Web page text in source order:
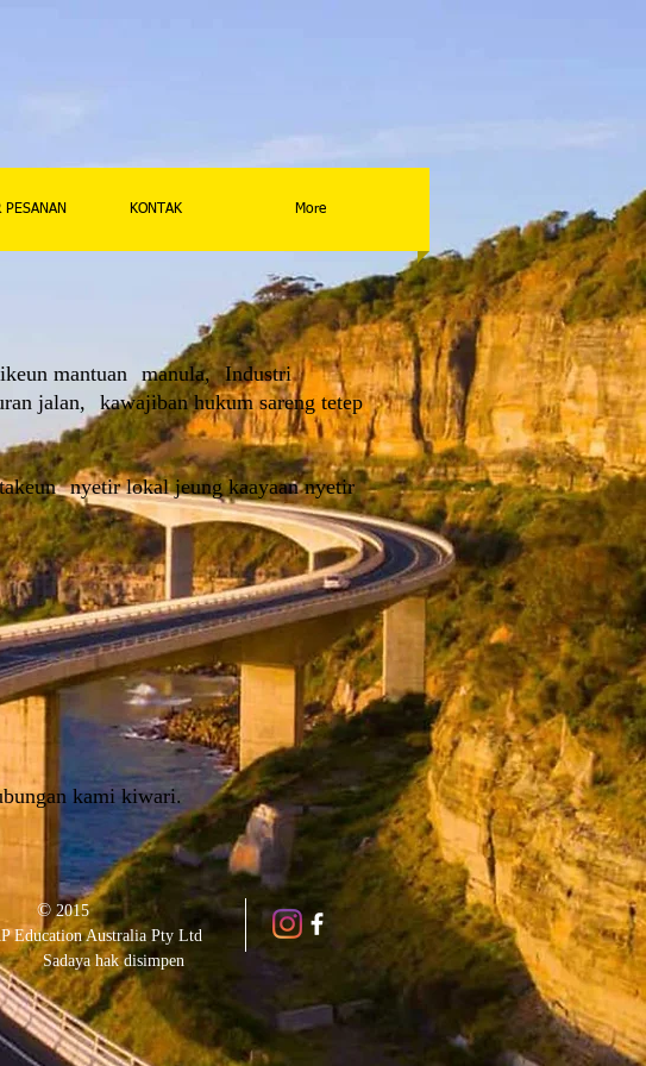
PESANAN KONTAK More
mantuan manula, Industri
jalan,
kawajiban hukum sareng tetep
nyetir lokal jeung kaayaan nyetir
kami kiwari.
© 2015
Education Australia Pty Ltd
Sadaya hak disimpen